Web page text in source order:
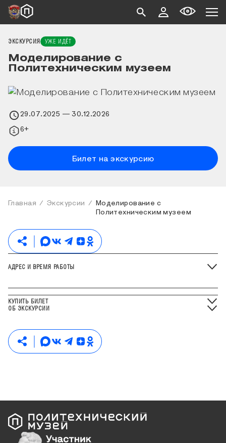
ЭКСКУРСИЯ УЖЕ ИДЁТ
Моделирование с
Политехническим музеем
29.07.2025 — 30.12.2026
6+
Билет на экскурсию
Главная Экскурсии
Моделирование с
Политехническим музеем
ОБ ЭКСКУРСИИ
АДРЕС И ВРЕМЯ РАБОТЫ
КУПИТЬ БИЛЕТ